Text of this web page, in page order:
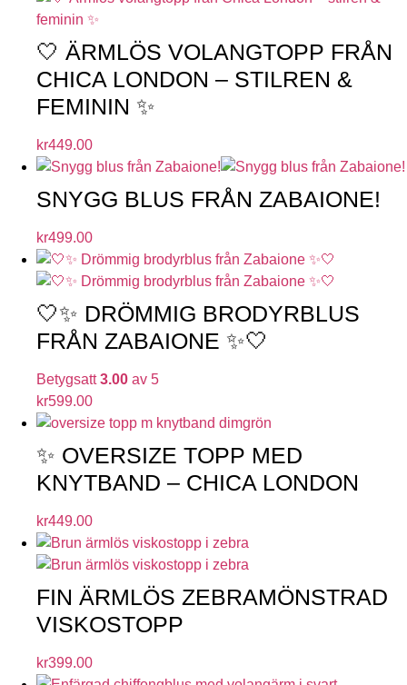
🤍 ÄRMLÖS VOLANGTOPP FRÅN
CHICA LONDON – STILREN &
FEMININ ✨
kr449.00
SNYGG BLUS FRÅN ZABAIONE!
kr499.00
🤍✨ DRÖMMIG BRODYRBLUS
FRÅN ZABAIONE ✨🤍
Betygsatt3.00 av 5
kr599.00
✨ OVERSIZE TOPP MED
KNYTBAND – CHICA LONDON
kr449.00
FIN ÄRMLÖS ZEBRAMÖNSTRAD
VISKOSTOPP
kr399.00